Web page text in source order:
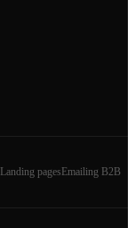
Landing pages Emailing B2B